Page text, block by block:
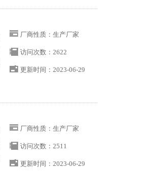
厂商性质：生产厂家
访问次数：2622
更新时间：2023-06-29
厂商性质：生产厂家
访问次数：2511
更新时间：2023-06-29